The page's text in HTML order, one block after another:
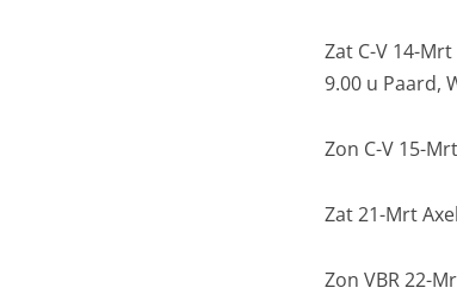
Zat C-V 14-
9.00 u Paard,
Zon C-V 15-
Zat 21-Mrt
Zon VBR 22-